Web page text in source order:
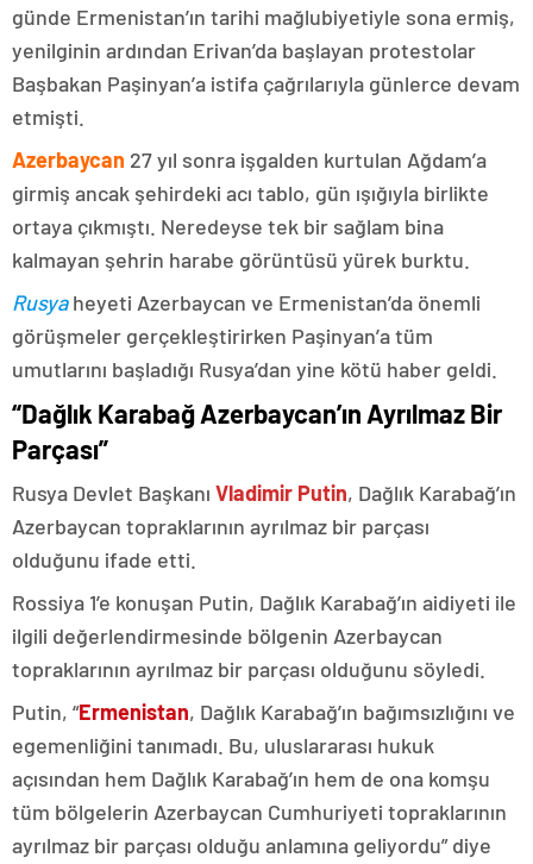
günde Ermenistan’ın tarihi mağlubiyetiyle sona ermiş,
yenilginin ardından Erivan’da başlayan protestolar
Başbakan Paşinyan’a istifa çağrılarıyla günlerce devam
etmişti.
Azerbaycan 27 yıl sonra işgalden kurtulan Ağdam’a
girmiş ancak şehirdeki acı tablo, gün ışığıyla birlikte
ortaya çıkmıştı. Neredeyse tek bir sağlam bina
kalmayan şehrin harabe görüntüsü yürek burktu.
Rusyaheyeti Azerbaycan ve Ermenistan’da önemli
görüşmeler gerçekleştirirken Paşinyan’a tüm
umutlarını başladığı Rusya’dan yine kötü haber geldi.
“Dağlık Karabağ Azerbaycan’ın Ayrılmaz Bir
Parçası”
Rusya Devlet Başkanı Vladimir Putin, Dağlık Karabağ’ın
Azerbaycan topraklarının ayrılmaz bir parçası
olduğunu ifade etti.
Rossiya 1’e konuşan Putin, Dağlık Karabağ’ın aidiyeti ile
ilgili değerlendirmesinde bölgenin Azerbaycan
topraklarının ayrılmaz bir parçası olduğunu söyledi.
Putin, “Ermenistan, Dağlık Karabağ’ın bağımsızlığını ve
egemenliğini tanımadı. Bu, uluslararası hukuk
açısından hem Dağlık Karabağ’ın hem de ona komşu
tüm bölgelerin Azerbaycan Cumhuriyeti topraklarının
ayrılmaz bir parçası olduğu anlamına geliyordu” diye